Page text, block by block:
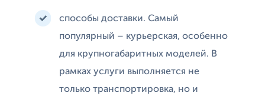
способы доставки. Самый
популярный – курьерская, особенно
для крупногабаритных моделей. В
рамках услуги выполняется не
только транспортировка, но и